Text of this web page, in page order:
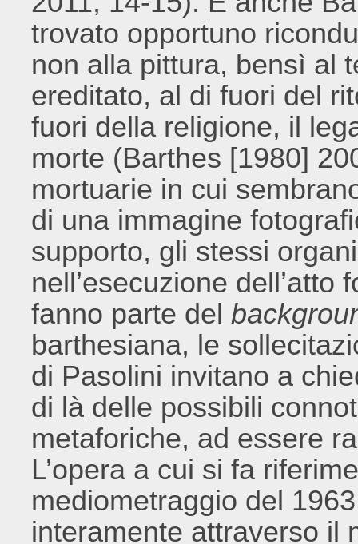
trovato opportuno
non alla pittura, bensì al
ereditato, al di fuori del
fuori della religione, il
morte (Barthes [1980]
mortuarie in cui
di una immagine
supporto, gli stessi
nell’esecuzione dell’atto
fanno parte del
barthesiana, le
di Pasolini invitano a
di là delle possibili
metaforiche, ad essere
L’opera a cui si fa
mediometraggio del
interamente attraverso il